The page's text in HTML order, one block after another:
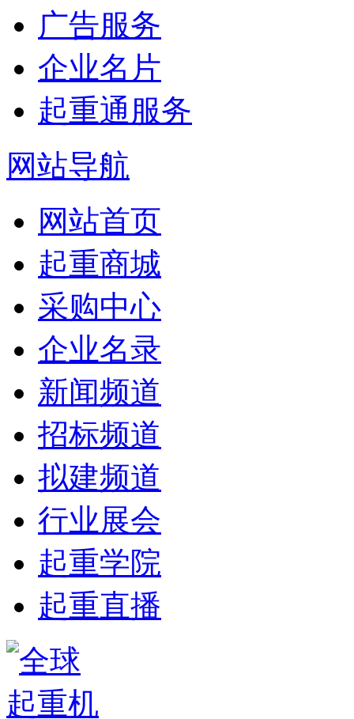
广告服务
企业名片
起重通服务
网站导航
网站首页
起重商城
采购中心
企业名录
新闻频道
招标频道
拟建频道
行业展会
起重学院
起重直播